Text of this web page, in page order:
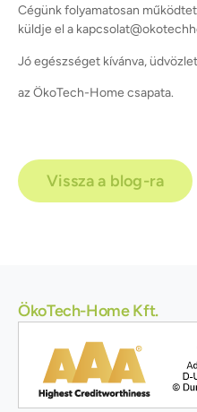
Cégünk folyamatosan
küldje el a
Jó egészséget kívánva,
az ÖkoTech-Home csapata.
Vissza a blog-ra
ÖkoTech-Home Kft.